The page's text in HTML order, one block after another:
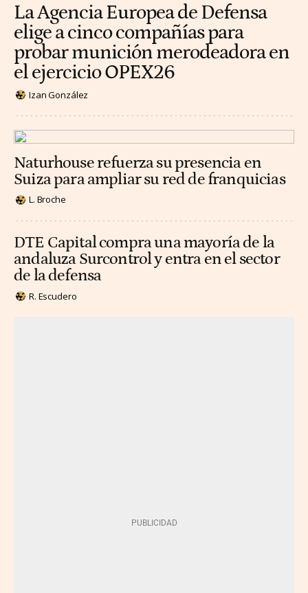
La Agencia Europea de Defensa
elige a cinco compañías para
probar munición merodeadora en
el ejercicio OPEX26
Izan González
Naturhouse refuerza su presencia en
Suiza para ampliar su red de franquicias
L. Broche
DTE Capital compra una mayoría de la
andaluza Surcontrol y entra en el sector
de la defensa
R. Escudero